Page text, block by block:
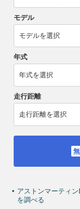
モデル
年式
走行距離
アストンマーティ
を調べる